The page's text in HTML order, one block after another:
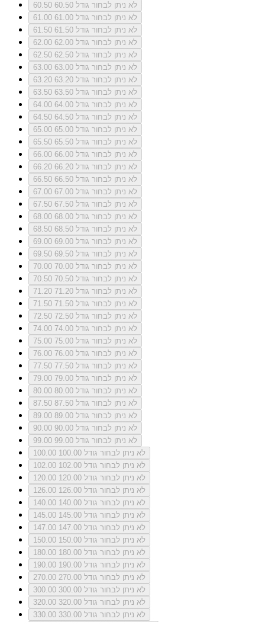
60.50
לא ניתן לבחור גודל 60.50
61.00
לא ניתן לבחור גודל 61.00
61.50
לא ניתן לבחור גודל 61.50
62.00
לא ניתן לבחור גודל 62.00
62.50
לא ניתן לבחור גודל 62.50
63.00
לא ניתן לבחור גודל 63.00
63.20
לא ניתן לבחור גודל 63.20
63.50
לא ניתן לבחור גודל 63.50
64.00
לא ניתן לבחור גודל 64.00
64.50
לא ניתן לבחור גודל 64.50
65.00
לא ניתן לבחור גודל 65.00
65.50
לא ניתן לבחור גודל 65.50
66.00
לא ניתן לבחור גודל 66.00
66.20
לא ניתן לבחור גודל 66.20
66.50
לא ניתן לבחור גודל 66.50
67.00
לא ניתן לבחור גודל 67.00
67.50
לא ניתן לבחור גודל 67.50
68.00
לא ניתן לבחור גודל 68.00
68.50
לא ניתן לבחור גודל 68.50
69.00
לא ניתן לבחור גודל 69.00
69.50
לא ניתן לבחור גודל 69.50
70.00
לא ניתן לבחור גודל 70.00
70.50
לא ניתן לבחור גודל 70.50
71.20
לא ניתן לבחור גודל 71.20
71.50
לא ניתן לבחור גודל 71.50
72.50
לא ניתן לבחור גודל 72.50
74.00
לא ניתן לבחור גודל 74.00
75.00
לא ניתן לבחור גודל 75.00
76.00
לא ניתן לבחור גודל 76.00
77.50
לא ניתן לבחור גודל 77.50
79.00
לא ניתן לבחור גודל 79.00
80.00
לא ניתן לבחור גודל 80.00
87.50
לא ניתן לבחור גודל 87.50
89.00
לא ניתן לבחור גודל 89.00
90.00
לא ניתן לבחור גודל 90.00
99.00
לא ניתן לבחור גודל 99.00
100.00
לא ניתן לבחור גודל 100.00
102.00
לא ניתן לבחור גודל 102.00
120.00
לא ניתן לבחור גודל 120.00
126.00
לא ניתן לבחור גודל 126.00
140.00
לא ניתן לבחור גודל 140.00
145.00
לא ניתן לבחור גודל 145.00
147.00
לא ניתן לבחור גודל 147.00
150.00
לא ניתן לבחור גודל 150.00
180.00
לא ניתן לבחור גודל 180.00
190.00
לא ניתן לבחור גודל 190.00
270.00
לא ניתן לבחור גודל 270.00
300.00
לא ניתן לבחור גודל 300.00
320.00
לא ניתן לבחור גודל 320.00
330.00
לא ניתן לבחור גודל 330.00